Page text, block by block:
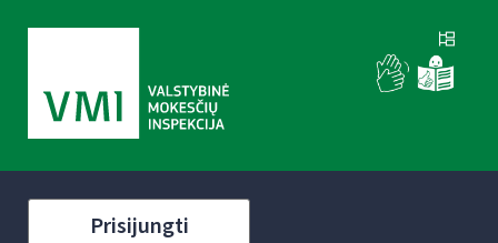
Prisijungti